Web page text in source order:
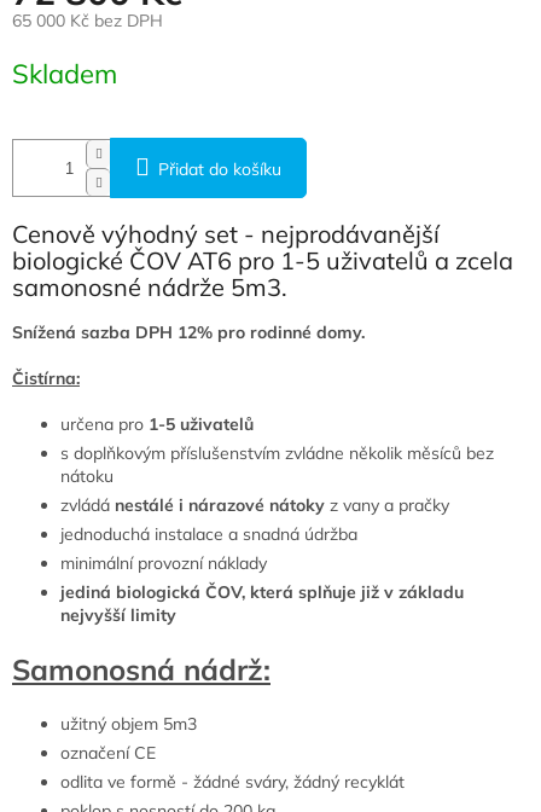
65 000 Kč bez DPH
Skladem
Přidat do košíku
Cenově výhodný set - nejprodávanější
biologické ČOV AT6 pro 1-5 uživatelů a zcela
samonosné nádrže 5m3.
Snížená sazba DPH 12% pro rodinné domy.
Čistírna:
určena pro 1-5 uživatelů
s doplňkovým příslušenstvím zvládne několik měsíců bez
nátoku
zvládá nestálé i nárazové nátoky z vany a pračky
jednoduchá instalace a snadná údržba
minimální provozní náklady
jediná biologická ČOV, která splňuje již v základu
nejvyšší limity
Samonosná nádrž:
užitný objem 5m3
označení CE
odlita ve formě - žádné sváry, žádný recyklát